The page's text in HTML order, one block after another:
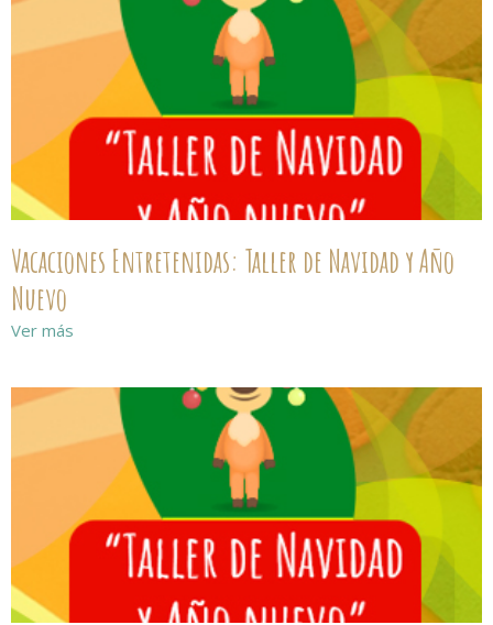
Vacaciones Entretenidas: Taller de Navidad y Año
Nuevo
Ver más